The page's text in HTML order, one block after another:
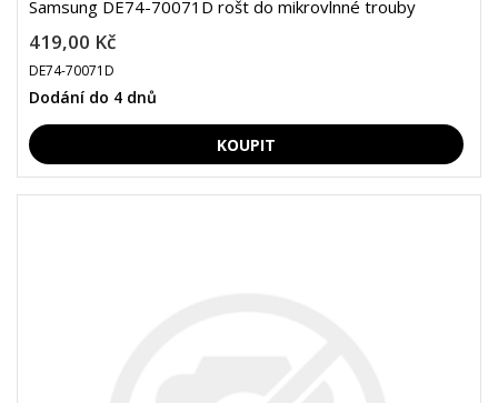
Samsung DE74-70071D rošt do mikrovlnné trouby
419,00 Kč
DE74-70071D
Dodání do 4 dnů